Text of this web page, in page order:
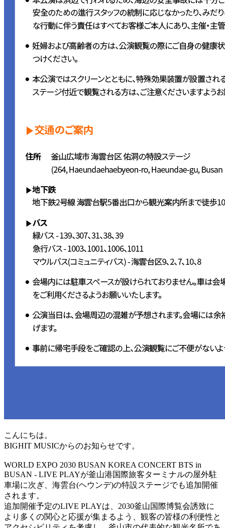
こんにちは。
BIGHIT MUSICからのお知らせです。
WORLD EXPO 2030 BUSAN KOREA CONCERT BTS in
BUSAN - LIVE PLAYが釜山港国際旅客ターミナルの屋外駐
車場に次ぎ、海雲台(ヘウンデ)の特設ステージでも追加開催
されます。
追加開催予定のLIVE PLAYは、2030釜山国際博覧会誘致に
より多くの関心と応援が集まるよう、観客の皆様の利便性と